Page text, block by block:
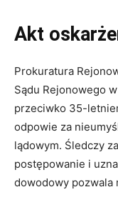
Akt
Prokuratura
Sądu Rejonowego
przeciwko 35-
odpowie za
lądowym. Śledczy
postępowanie i
dowodowy pozwala